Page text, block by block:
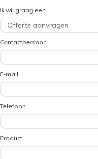
Ik wil graag een
Contactpersoon
E-mail
Telefoon
Product